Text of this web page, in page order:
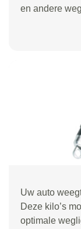
en andere
Uw auto
Deze kilo’s
optimale